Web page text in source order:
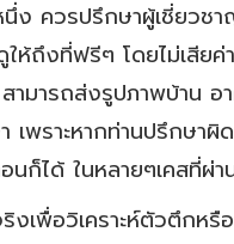
ง ควรปรึกษาผู้เชี่ยวช
ถึงที่ฟรีๆ โดยไม่เสียค่
ามารถส่งรูปภาพบ้าน อ
พราะหากท่านปรึกษา
นก็ได้ ในหลายๆเคสที่ผ่า
เพื่อวิเคราะห์ตัวตึกห